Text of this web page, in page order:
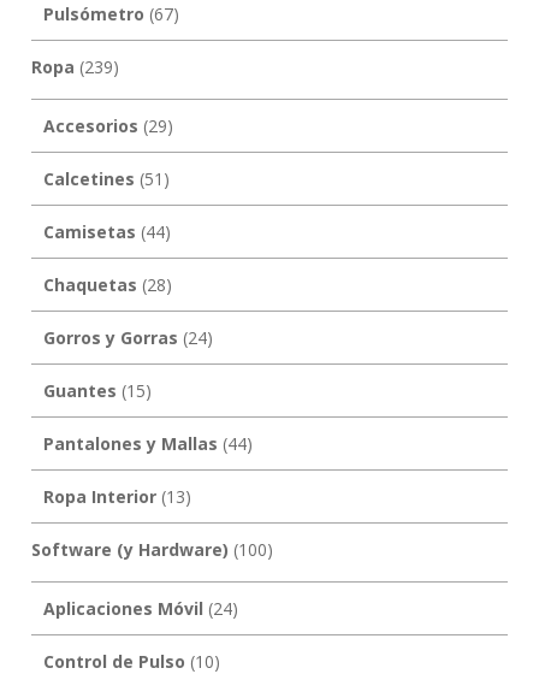
Pulsómetro (67)
Ropa (239)
Accesorios (29)
Calcetines (51)
Camisetas (44)
Chaquetas (28)
Gorros y Gorras (24)
Guantes (15)
Pantalones y Mallas (44)
Ropa Interior(13)
Software (y Hardware) (100)
Aplicaciones Móvil (24)
Control de Pulso (10)